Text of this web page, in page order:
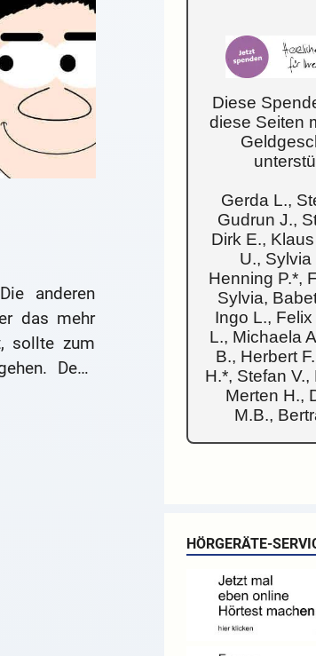
anderen
das mehr
sollte zum
Denn
Diese
diese Seiten
Gerda L.,
Gudrun J.,
Dirk E.,
U., Sylvia
Henning P.*,
Sylvia,
Ingo L.,
L., Michaela
B., Herbert
H.*, Stefan V.,
Merten H.,
M.B.,
HÖRGERÄTE-